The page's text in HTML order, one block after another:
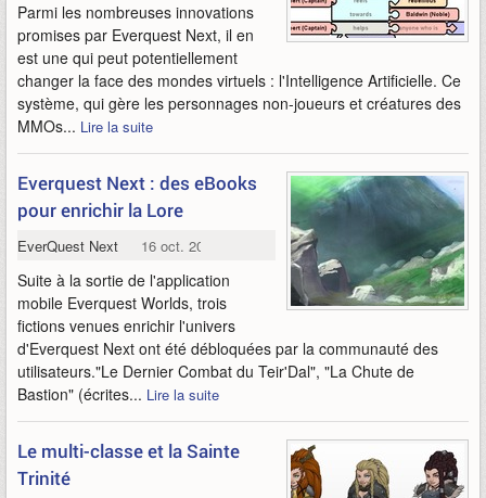
Parmi les nombreuses innovations
promises par Everquest Next, il en
est une qui peut potentiellement
changer la face des mondes virtuels : l'Intelligence Artificielle. Ce
système, qui gère les personnages non-joueurs et créatures des
MMOs... Lire la suite
Everquest Next : des eBooks
pour enrichir la Lore
EverQuest Next 16 oct. 2013
Suite à la sortie de l'application
mobile Everquest Worlds, trois
fictions venues enrichir l'univers
d'Everquest Next ont été débloquées par la communauté des
utilisateurs."Le Dernier Combat du Teir'Dal", "La Chute de
Bastion" (écrites... Lire la suite
Le multi-classe et la Sainte
Trinité